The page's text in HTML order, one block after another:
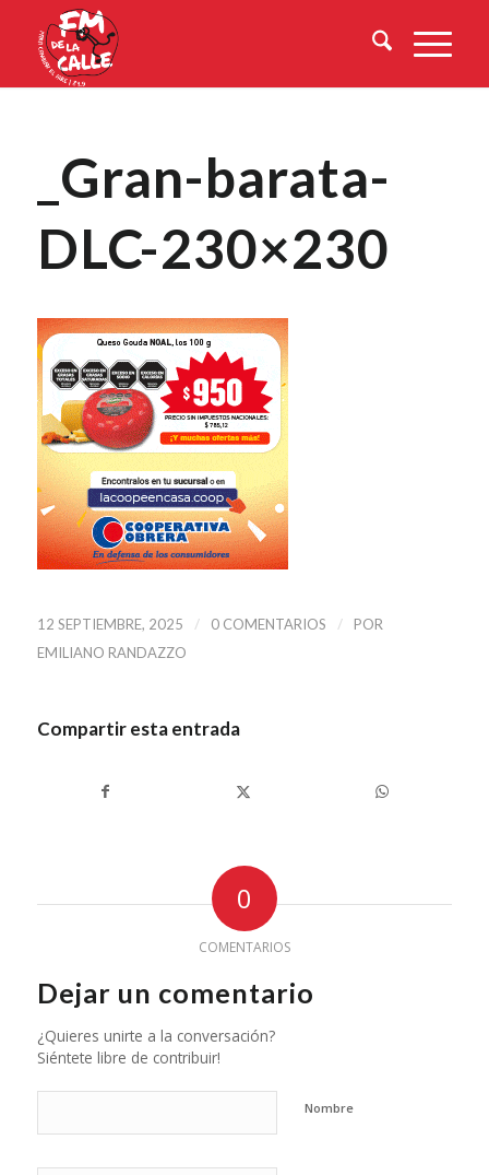
_Gran-barata-
DLC-230×230
12 SEPTIEMBRE, 2025 / 0 COMENTARIOS /
POR
EMILIANO RANDAZZO
Compartir esta entrada
0
COMENTARIOS
Dejar un comentario
¿Quieres unirte a la conversación?
Siéntete libre de contribuir!
Nombre